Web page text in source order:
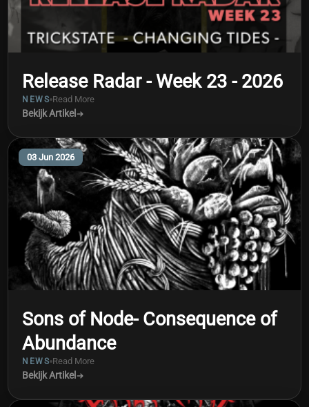
Release Radar - Week 23 - 2026
NEWS Read More
Bekijk Artikel
03 Jun 2026
Sons of Node- Consequence of
Abundance
NEWS Read More
Bekijk Artikel